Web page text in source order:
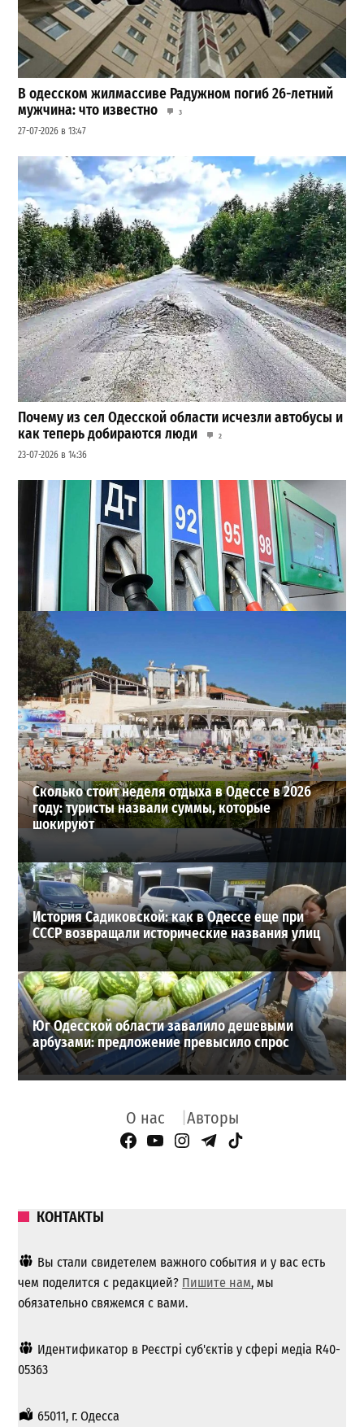
В одесском жилмассиве Радужном погиб 26-летний
мужчина: что известно
3
27-07-2026 в 13:47
Почему из сел Одесской области исчезли автобусы и
как теперь добираются люди
2
23-07-2026 в 14:36
Неприятный сюрприз для водителей Одессы: на АЗС
снова взлетели цены
2
28-07-2026 в 06:47
ВИБОР РЕДАКЦИИ
Сколько стоит неделя отдыха в Одессе в 2026
году: туристы назвали суммы, которые
шокируют
История Садиковской: как в Одессе еще при
СССР возвращали исторические названия улиц
Юг Одесской области завалило дешевыми
арбузами: предложение превысило спрос
О нас Авторы
Facebook Page
YouTube
Instagram
Telegram
TikTok
КОНТАКТЫ
Вы стали свидетелем важного события и у вас есть
чем поделится с редакцией? Пишите нам, мы
обязательно свяжемся с вами.
Идентификатор в Реєстрі суб'єктів у сфері медіа R40-
05363
65011, г. Одесса